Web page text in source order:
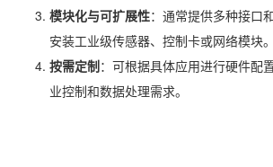
模块化与可扩展性：通常提供多种接口
安装工业级传感器、控制卡或网络模块。
按需定制：可根据具体应用进行硬件配
业控制和数据处理需求。